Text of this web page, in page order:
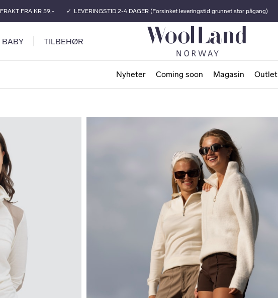
FRAKT FRA KR 59,- LEVERINGSTID 2-4 DAGER (Forsinket leveringstid grunnet stor pågang)
BABY TILBEHØR
Nyheter Coming soon Magasin Outlet